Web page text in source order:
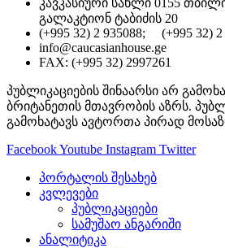
კავკასიური სახლი 0155
გალაკტიონ ტაბიძის 20
(+995 32) 2 935088; (+995 32) 2
info@caucasianhouse.ge
FAX: (+995 32) 2997261
პუბლიკაციების შინაარსი არ
ბრიტანეთის მთავრობის აზრს.
გამოხატავს ავტორთა პირად
FacebookYoutube Instagram Twitter
პორტალის შესახებ
კვლევები
პუბლიკაციები
სამუშაო ანგარიში
ანალიტიკა